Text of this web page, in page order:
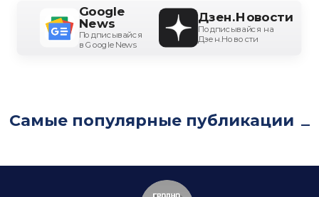
Google
News
Подписывайся
в Google News
Дзен.Новости
Подписывайся на
Дзен.Новости
Самые популярные публикации